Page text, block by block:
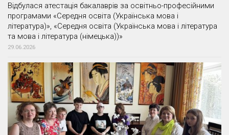
Відбулася атестація бакалаврів за освітньо-професійними
програмами «Середня освіта (Українська мова і
література)», «Середня освіта (Українська мова і література
та мова і література (німецька))»
29.06.2026